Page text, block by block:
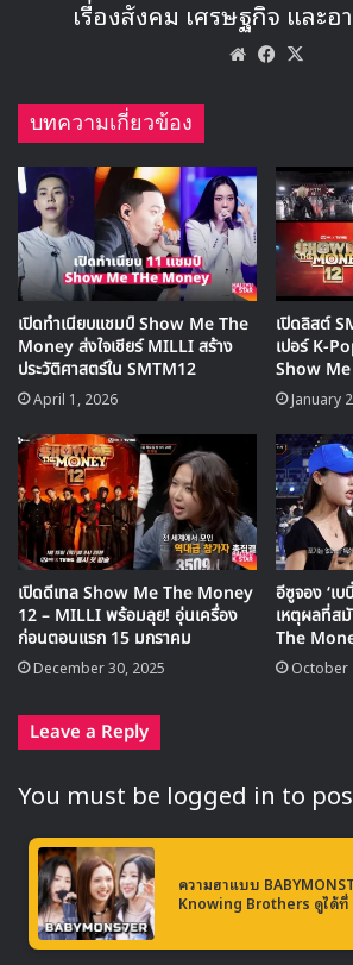
9 อันยูจิน | Produce 48
10 โกโต้ โมเอะ | Produce 48